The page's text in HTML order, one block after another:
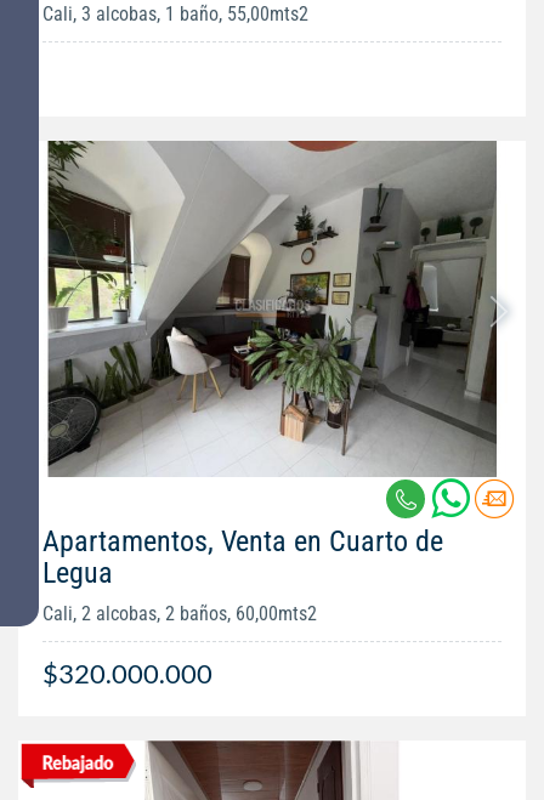
Cali, 3 alcobas, 1 baño, 55,00mts2
Apartamentos, Venta en Cuarto de
Legua
Cali, 2 alcobas, 2 baños, 60,00mts2
$320.000.000